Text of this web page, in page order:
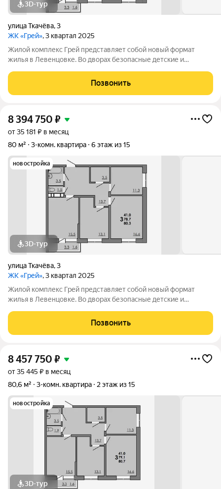
3D-тур
улица Ткачёва,3
ЖК «Грей», 3 квартал 2025
Жилой комплекс Грей представляет собой новый формат
жилья в Левенцовке. Во дворах безопасные детские и
другое. Большая территория под гостевую парковку, теплый
подземный паркинг. На территории
Позвонить
8 394 750 ₽
от 35 181 ₽ в месяц
80 м²
3-комн. квартира 6 этаж из 15
новостройка
3D-тур
улица Ткачёва,3
ЖК «Грей», 3 квартал 2025
Жилой комплекс Грей представляет собой новый формат
жилья в Левенцовке. Во дворах безопасные детские и
другое. Большая территория под гостевую парковку, теплый
подземный паркинг. На территории
Позвонить
8 457 750 ₽
от 35 445 ₽ в месяц
80,6 м²
3-комн. квартира 2 этаж из 15
новостройка
3D-тур